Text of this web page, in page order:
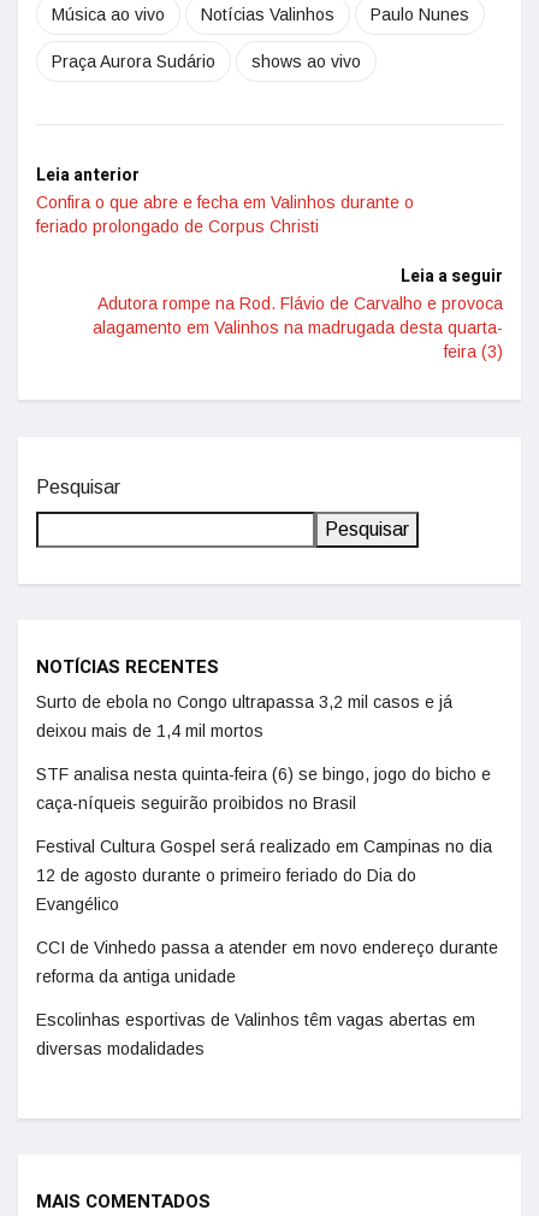
Música ao vivo Notícias Valinhos Paulo Nunes
Praça Aurora Sudário shows ao vivo
Leia anterior
Confira o que abre e fecha em Valinhos durante o
feriado prolongado de Corpus Christi
Leia a seguir
Adutora rompe na Rod. Flávio de Carvalho e provoca
alagamento em Valinhos na madrugada desta quarta-
feira (3)
Pesquisar
Pesquisar
NOTÍCIAS RECENTES
Surto de ebola no Congo ultrapassa 3,2 mil casos e já
deixou mais de 1,4 mil mortos
STF analisa nesta quinta-feira (6) se bingo, jogo do bicho e
caça-níqueis seguirão proibidos no Brasil
Festival Cultura Gospel será realizado em Campinas no dia
12 de agosto durante o primeiro feriado do Dia do
Evangélico
CCI de Vinhedo passa a atender em novo endereço durante
reforma da antiga unidade
Escolinhas esportivas de Valinhos têm vagas abertas em
diversas modalidades
MAIS COMENTADOS